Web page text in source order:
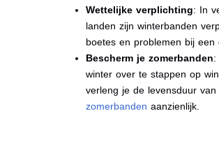
Wettelijke verplichting: In
landen zijn winterbanden
boetes en problemen bij een
Bescherm je zomerbanden:
winter over te stappen op
verleng je de levensduur van
zomerbanden aanzienlijk.